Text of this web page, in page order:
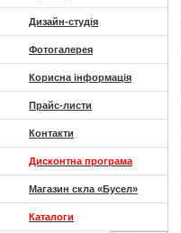
Дизайн-студія
Фотогалерея
Корисна інформація
Прайс-листи
Контакти
Дисконтна програма
Магазин скла «Бусел»
Каталоги